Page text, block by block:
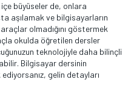
büyüseler de, onlara
aşılamak ve bilgisayarların
olmadığını göstermek
okulda öğretilen dersler
teknolojiyle daha bilinçli
Bilgisayar dersinin
gelin detayları